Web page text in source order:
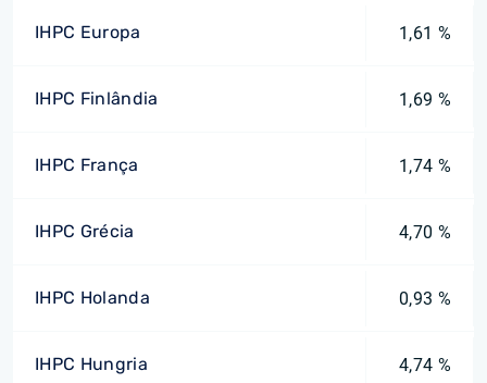
IHPC Europa 1,61 %
IHPC Finlândia 1,69 %
IHPC França 1,74 %
IHPC Grécia 4,70 %
IHPC Holanda 0,93 %
IHPC Hungria 4,74 %